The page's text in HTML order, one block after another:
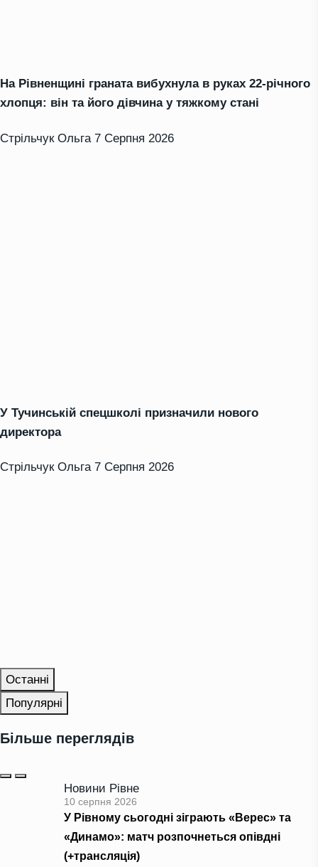
На Рівненщині граната вибухнула в руках 22-річного
хлопця: він та його дівчина у тяжкому стані
Стрільчук Ольга 7 Серпня 2026
У Тучинській спецшколі призначили нового
директора
Стрільчук Ольга 7 Серпня 2026
Останні
Популярні
Більше переглядів
Новини Рівне
10 серпня 2026
У Рівному сьогодні зіграють «Верес» та
«Динамо»: матч розпочнеться опівдні
(+трансляція)